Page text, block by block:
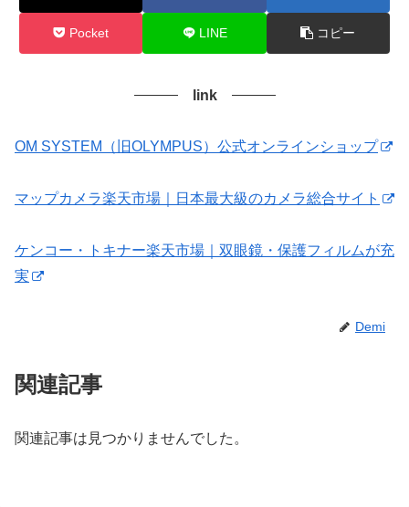
Pocket LINE コピー
link
OM SYSTEM（旧OLYMPUS）公式オンラインショップ
マップカメラ楽天市場｜日本最大級のカメラ総合サイト
ケンコー・トキナー楽天市場｜双眼鏡・保護フィルムが充
実
Demi
関連記事
関連記事は見つかりませんでした。